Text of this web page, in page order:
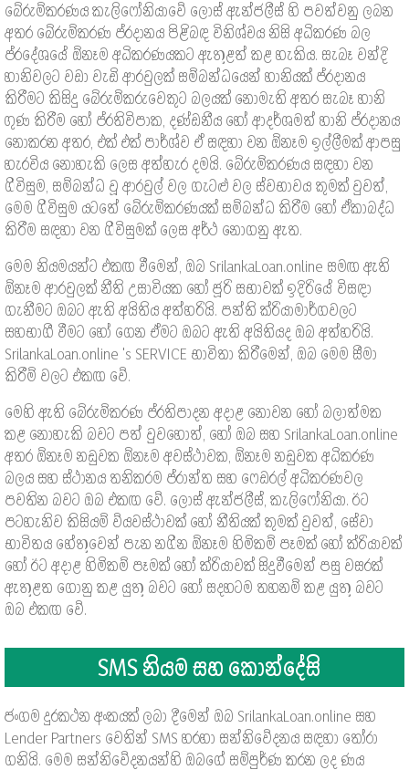
බේරුම්කරණය කැලිෆෝනියාවේ ලොස් ඇන්ජලීස් හි පවත්වනු ලබන
අතර බේරුම්කරණ ප්රදානය පිළිබඳ විනිශ්චය නිසි අධිකරණ බල
ප්රදේශයේ ඕනෑම අධිකරණයකට ඇතුළත් කළ හැකිය. සැබෑ වන්දි
හානිවලට වඩා වැඩි ආරවුලක් සම්බන්ධයෙන් හානියක් ප්රදානය
කිරීමට කිසිදු බේරුම්කරුවෙකුට බලයක් නොමැති අතර සැබෑ හානි
ගුණ කිරීම හෝ ප්රතිවිපාක, දණ්ඩනීය හෝ ආදර්ශමත් හානි ප්රදානය
නොකරන අතර, එක් එක් පාර්ශ්ව ඒ සඳහා වන ඕනෑම ඉල්ලීමක් ආපසු
හැරවිය නොහැකි ලෙස අත්හැර දමයි. බේරුම්කරණය සඳහා වන
ගිවිසුම, සම්බන්ධ වූ ආරවුල් වල ගැටළු වල ස්වභාවය කුමක් වුවත්,
මෙම ගිවිසුම යටතේ බේරුම්කරණයක් සම්බන්ධ කිරීම හෝ ඒකාබද්ධ
කිරීම සඳහා වන ගිවිසුමක් ලෙස අර්ථ නොගනු ඇත.
මෙම නියමයන්ට එකඟ වීමෙන්, ඔබ SrilankaLoan.online සමඟ ඇති
ඕනෑම ආරවුලක් නීති උසාවියක හෝ ජූරි සභාවක් ඉදිරියේ විසඳා
ගැනීමට ඔබට ඇති අයිතිය අත්හරියි. පන්ති ක්රියාමාර්ගවලට
සහභාගී වීමට හෝ ගෙන ඒමට ඔබට ඇති අයිතියද ඔබ අත්හරියි.
SrilankaLoan.online 's SERVICE භාවිතා කිරීමෙන්, ඔබ මෙම සීමා
කිරීම් වලට එකඟ වේ.
මෙහි ඇති බේරුම්කරණ ප්රතිපාදන අදාළ නොවන හෝ බලාත්මක
කළ නොහැකි බවට පත් වුවහොත්, හෝ ඔබ සහ SrilankaLoan.online
අතර ඕනෑම නඩුවක ඕනෑම අවස්ථාවක, ඕනෑම නඩුවක අධිකරණ
බලය සහ ස්ථානය තනිකරම ප්රාන්ත සහ ෆෙඩරල් අධිකරණවල
පවතින බවට ඔබ එකඟ වේ. ලොස් ඇන්ජලීස්, කැලිෆෝනියා. ඊට
පටහැනිව කිසියම් ව්යවස්ථාවක් හෝ නීතියක් කුමක් වුවත්, සේවා
භාවිතය හේතුවෙන් පැන නගින ඕනෑම හිමිකම් පෑමක් හෝ ක්රියාවක්
හෝ ඊට අදාළ හිමිකම් පෑමක් හෝ ක්රියාවක් සිදුවීමෙන් පසු වසරක්
ඇතුළත ගොනු කළ යුතු බවට හෝ සදහටම තහනම් කළ යුතු බවට
ඔබ එකඟ වේ.
SMS නියම සහ කොන්දේසි
ජංගම දුරකථන අංකයක් ලබා දීමෙන් ඔබ SrilankaLoan.online සහ
Lender Partners වෙතින් SMS හරහා සන්නිවේදනය සඳහා තෝරා
ගනියි. මෙම සන්නිවේදනයන්හි ඔබගේ සම්පුර්ණ කරන ලද ණය